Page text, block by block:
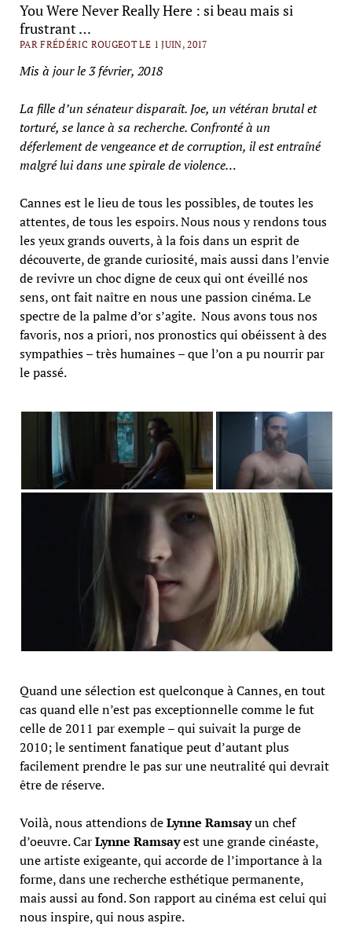
You Were Never Really Here : si beau mais si
frustrant …
PAR FRÉDÉRIC ROUGEOT LE 1 JUIN, 2017
Mis à jour le 3 février, 2018
La fille d’un sénateur disparaît. Joe, un vétéran brutal et
torturé, se lance à sa recherche. Confronté à un
déferlement de vengeance et de corruption, il est entraîné
malgré lui dans une spirale de violence…
Cannes est le lieu de tous les possibles, de toutes les
attentes, de tous les espoirs. Nous nous y rendons tous
les yeux grands ouverts, à la fois dans un esprit de
découverte, de grande curiosité, mais aussi dans l’envie
de revivre un choc digne de ceux qui ont éveillé nos
sens, ont fait naître en nous une passion cinéma. Le
spectre de la palme d’or s’agite. Nous avons tous nos
favoris, nos a priori, nos pronostics qui obéissent à des
sympathies – très humaines – que l’on a pu nourrir par
le passé.
Quand une sélection est quelconque à Cannes, en tout
cas quand elle n’est pas exceptionnelle comme le fut
celle de 2011 par exemple – qui suivait la purge de
2010; le sentiment fanatique peut d’autant plus
facilement prendre le pas sur une neutralité qui devrait
être de réserve.
Voilà, nous attendions deLynne Ramsayun chef
d’oeuvre. CarLynne Ramsayest une grande cinéaste,
une artiste exigeante, qui accorde de l’importance à la
forme, dans une recherche esthétique permanente,
mais aussi au fond. Son rapport au cinéma est celui qui
nous inspire, qui nous aspire.